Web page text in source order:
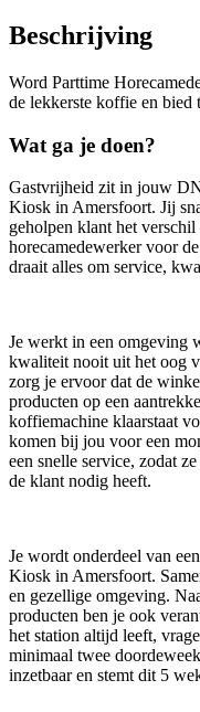
Beschrijving
Word Parttime
de lekkerste koffie en bied
Wat ga je doen?
Gastvrijheid zit in jouw
Kiosk in Amersfoort. Jij
geholpen klant het
horecamedewerker voor
draait alles om service,
Je werkt in een omgeving
kwaliteit nooit uit het oog
zorg je ervoor dat de
producten op een
koffiemachine klaarstaat
komen bij jou voor een
een snelle service, zodat
de klant nodig heeft.
Je wordt onderdeel van
Kiosk in Amersfoort.
en gezellige omgeving.
producten ben je ook
het station altijd leeft,
minimaal twee
inzetbaar en stemt dit 5